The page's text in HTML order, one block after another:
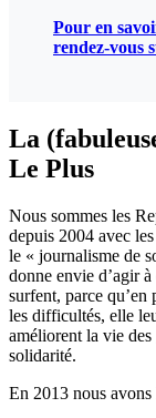
Pour en
rendez-vous
La
Le Plus
Nous sommes les
depuis 2004 avec
le « journalisme de
donne envie d’agir
surfent, parce qu’en
les difficultés, elle
améliorent la vie des
solidarité.
En 2013 nous